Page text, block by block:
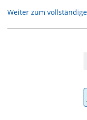
Weiter zum